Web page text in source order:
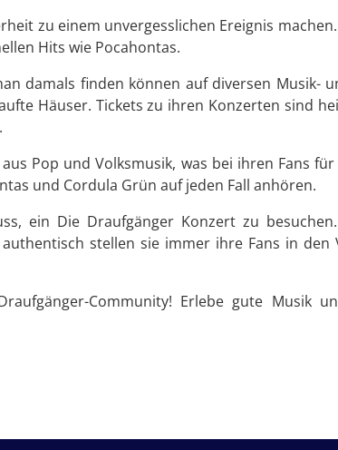
zu einem unvergesslichen Ereignis
Hits wie Pocahontas.
damals finden können auf diversen Musik-
Häuser. Tickets zu ihren Konzerten sind
Pop und Volksmusik, was bei ihren Fans
und Cordula Grün auf jeden Fall anhören.
ein Die Draufgänger Konzert zu
stellen sie immer ihre Fans in
Community! Erlebe gute Musik